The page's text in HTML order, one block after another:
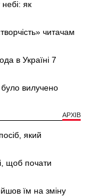
як
читачам
в Україні 7
вилучено
АРХІВ
який
щоб почати
їм на зміну